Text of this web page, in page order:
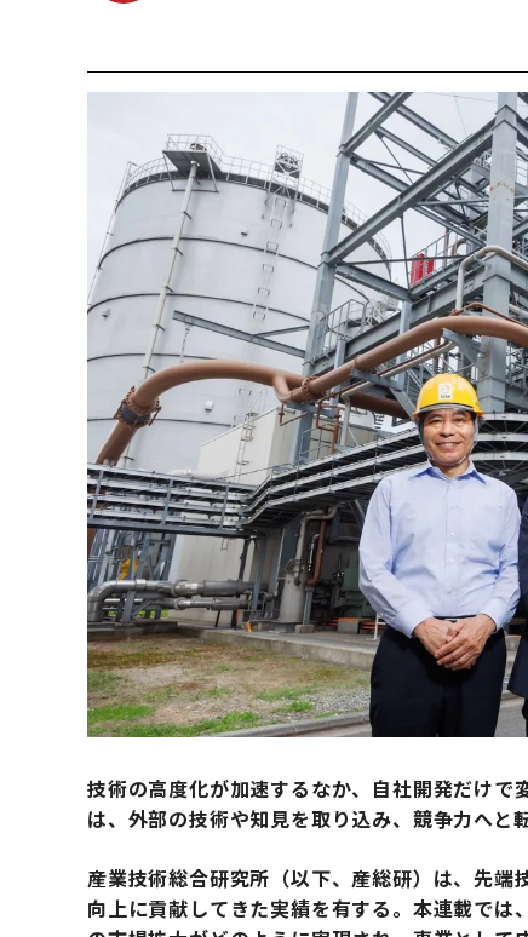
技術の高度化が加速するなか、自社開発だけ
は、外部の技術や知見を取り込み、競争力へと
産業技術総合研究所（以下、産総研）は、先
向上に貢献してきた実績を有する。本連載で